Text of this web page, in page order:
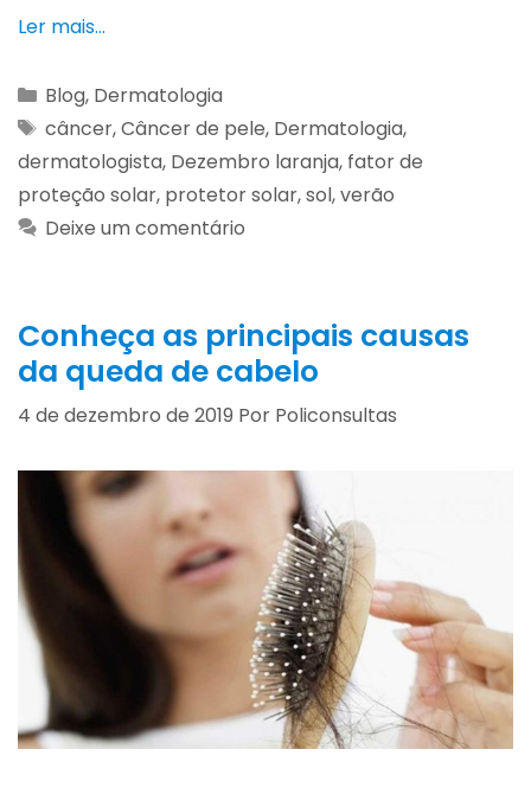
Ler mais…
Blog, Dermatologia
câncer,Câncer de pele, Dermatologia,
dermatologista, Dezembro laranja, fator de
proteção solar, protetor solar,sol,verão
Deixe um comentário
Conheça as principais causas
da queda de cabelo
4 de dezembro de 2019 Por Policonsultas